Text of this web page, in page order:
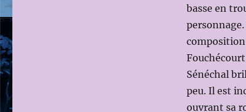
basse en
Sénéchal
peu. Il est
ouvrant sa